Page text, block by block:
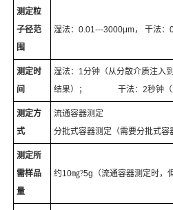
测定粒
子径范
围
湿法：0.01---3000μm， 干法：
测定时
间
湿法： 1分钟 （从分散介质注入
结果） ； 干法：2秒钟（
测定方
式
流通容器测定
分批式容器测定 （需要分批式容
测定所
需样品
量
约10㎎?5g （流通容器测定时，